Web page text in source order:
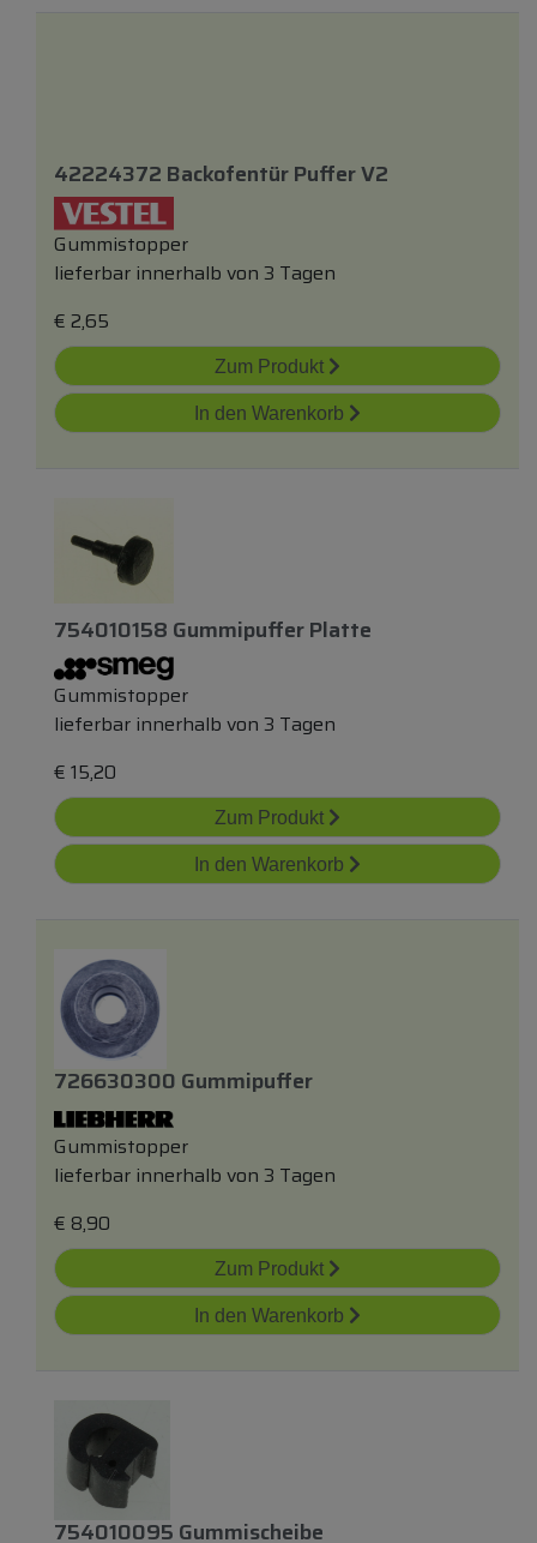
42224372 Backofentür Puffer V2
Gummistopper
lieferbar innerhalb von 3 Tagen
€ 2,65
Zum Produkt
In den Warenkorb
754010158 Gummipuffer Platte
Gummistopper
lieferbar innerhalb von 3 Tagen
€ 15,20
Zum Produkt
In den Warenkorb
726630300 Gummipuffer
Gummistopper
lieferbar innerhalb von 3 Tagen
€ 8,90
Zum Produkt
In den Warenkorb
754010095 Gummischeibe